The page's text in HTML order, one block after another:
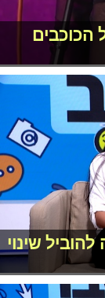
הכוכבים
שינוי